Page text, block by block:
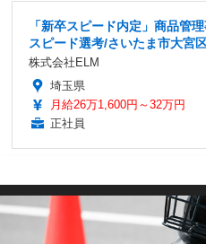
「新卒スピード内定」商品管
スピード選考/さいたま市大宮
株式会社ELM
埼玉県
月給26万1,600円～32万円
正社員